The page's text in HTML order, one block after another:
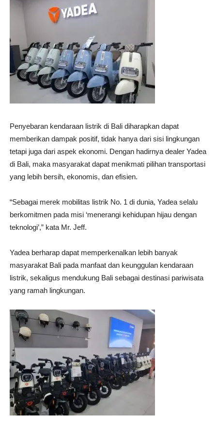
Penyebaran kendaraan listrik di Bali diharapkan dapat
memberikan dampak positif, tidak hanya dari sisi lingkungan
tetapi juga dari aspek ekonomi. Dengan hadirnya dealer Yadea
di Bali, maka masyarakat dapat menikmati pilihan transportasi
yang lebih bersih, ekonomis, dan efisien.
“Sebagai merek mobilitas listrik No. 1 di dunia, Yadea selalu
berkomitmen pada misi ‘menerangi kehidupan hijau dengan
teknologi’,” kata Mr. Jeff.
Yadea berharap dapat memperkenalkan lebih banyak
masyarakat Bali pada manfaat dan keunggulan kendaraan
listrik, sekaligus mendukung Bali sebagai destinasi pariwisata
yang ramah lingkungan.